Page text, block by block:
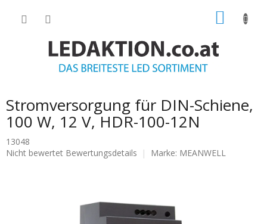
Stromversorgung für DIN-Schiene,
100 W, 12 V, HDR-100-12N
13048
Die
Nicht bewertet Bewertungsdetails Marke: MEANWELL